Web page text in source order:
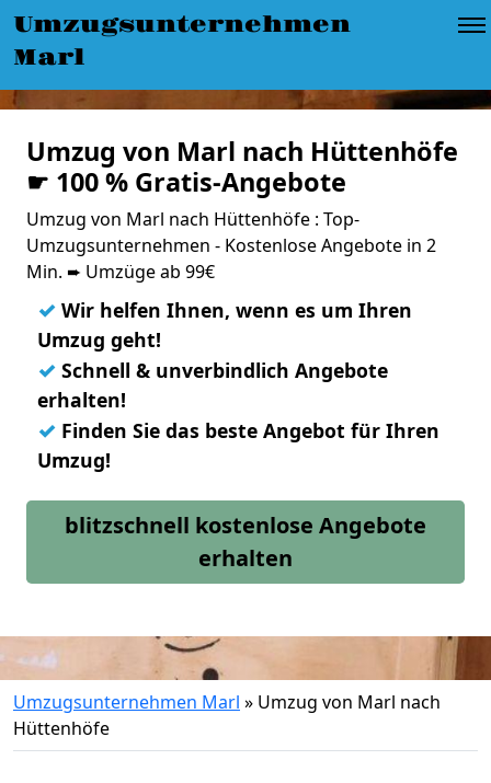
Umzugsunternehmen
Marl
Umzug von Marl nach Hüttenhöfe
☛ 100 % Gratis-Angebote
Umzug von Marl nach Hüttenhöfe : Top-
Umzugsunternehmen - Kostenlose Angebote in 2
Min. ➨ Umzüge ab 99€
✓ Wir helfen Ihnen, wenn es um Ihren
Umzug geht!
✓ Schnell & unverbindlich Angebote
erhalten!
✓ Finden Sie das beste Angebot für Ihren
Umzug!
blitzschnell kostenlose Angebote
erhalten
Umzugsunternehmen Marl » Umzug von Marl nach
Hüttenhöfe